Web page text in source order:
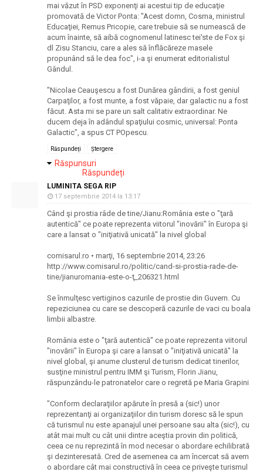
mai văzut în PSD exponenţi ai acestui tip de educaţie
promovată de Victor Ponta: "Acest domn, Cosma, ministrul
Educaţiei, Remus Pricopie, care trebuie să se numească de
acum înainte, să aibă cognomenul latinesc tei'ste de Fox şi
dl Zisu Stanciu, care a ales să înflăcăreze masele
propunând să le dea foc", i-a şi enumerat editorialistul
Gândul.
"Nicolae Ceauşescu a fost Dunărea gândirii, a fost geniul
Carpaţilor, a fost munte, a fost văpaie, dar galactic nu a fost
făcut. Asta mi se pare un salt calitativ extraordinar. Ne
ducem deja în adândul spaţiului cosmic, universal: Ponta
Galactic", a spus CT POpescu.
Răspundeți Ștergere
Răspunsuri
Răspundeți
LUMINITA SEGA RIP
17 septembrie 2014 la 13:17
Când şi prostia râde de tine/Jianu:România este o "ţară
autentică" ce poate reprezenta viitorul "inovării" în Europa şi
care a lansat o "iniţiativă unicată" la nivel global
comisarul.ro • marţi, 16 septembrie 2014, 23:26
http://www.comisarul.ro/politic/cand-si-prostia-rade-de-
tine/jianuromania-este-o-ţ_206321.html
Se înmulţesc vertiginos cazurile de prostie din Guvern. Cu
repeziciunea cu care se descoperă cazurile de vaci cu boala
limbii albastre.
România este o "ţară autentică" ce poate reprezenta viitorul
"inovării" în Europa şi care a lansat o "iniţiativă unicată" la
nivel global, şi anume clusterul de turism dedicat tinerilor,
susţine ministrul pentru IMM şi Turism, Florin Jianu,
răspunzându-le patronatelor care o regretă pe Maria Grapini
"Conform declaraţiilor apărute în presă a (sic!) unor
reprezentanţi ai organizaţiilor din turism doresc să le spun
că turismul nu este apanajul unei persoane sau alta (sic!), cu
atât mai mult cu cât unii dintre aceştia provin din politică,
ceea ce nu reprezintă în mod necesar o abordare echilibrată
şi dezinteresată. Cred de asemenea ca am încercat să avem
o abordare cât mai constructivă în ceea ce priveşte turismul